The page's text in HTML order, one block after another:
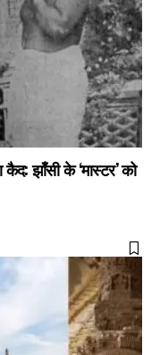
झाँसी के ‘मास्टर’ को